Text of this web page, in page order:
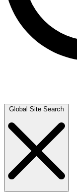
Global Site Search